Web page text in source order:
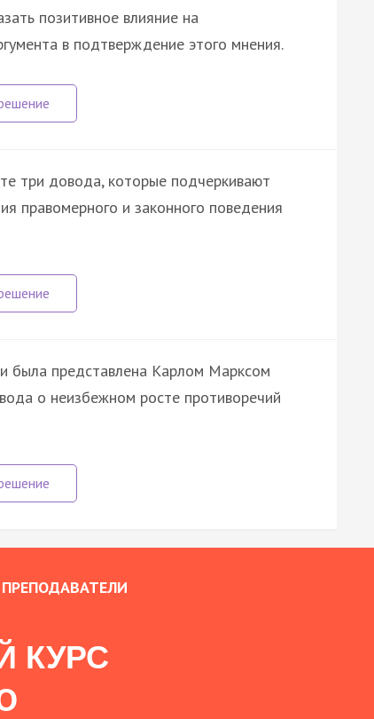
позитивное влияние на
в подтверждение этого мнения.
три довода, которые подчеркивают
правомерного и законного поведения
была представлена Карлом Марксом
о неизбежном росте противоречий
КУРС